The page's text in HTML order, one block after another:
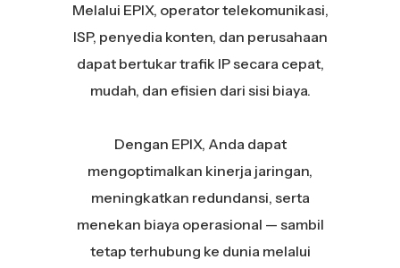
Melalui EPIX, operator telekomunikasi,
ISP, penyedia konten, dan perusahaan
dapat bertukar trafik IP secara cepat,
mudah, dan efisien dari sisi biaya.
Dengan EPIX, Anda dapat
mengoptimalkan kinerja jaringan,
meningkatkan redundansi, serta
menekan biaya operasional — sambil
tetap terhubung ke dunia melalui